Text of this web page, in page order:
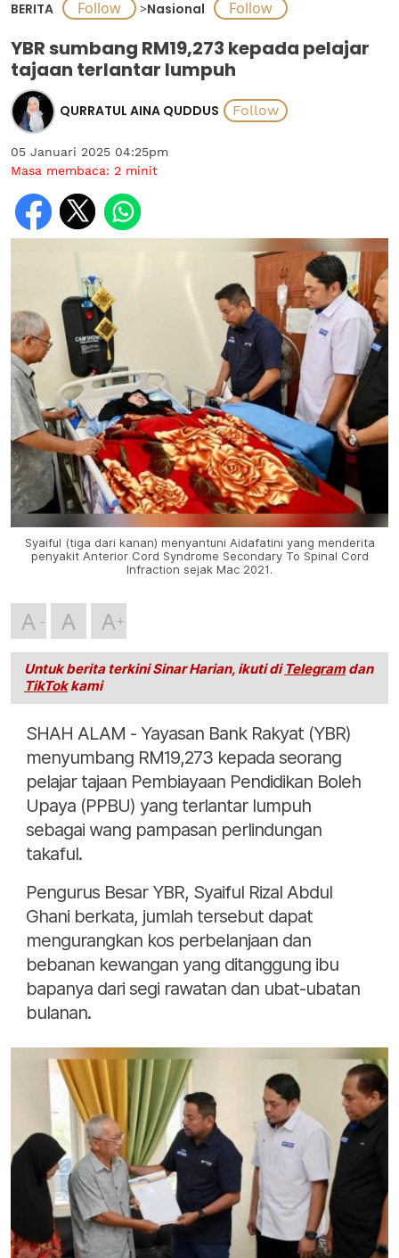
BERITA >Nasional
YBR sumbang RM19,273 kepada pelajar
tajaan terlantar lumpuh
QURRATUL AINA QUDDUS
05 Januari 2025 04:25pm
Masa membaca: 2 minit
Syaiful (tiga dari kanan) menyantuni Aidafatini yang menderita
penyakit Anterior Cord Syndrome Secondary To Spinal Cord
Infraction sejak Mac 2021.
A A A
Untuk berita terkini Sinar Harian, ikuti di Telegramdan
TikTokkami
SHAH ALAM - Yayasan Bank Rakyat (YBR)
menyumbang RM19,273 kepada seorang
pelajar tajaan Pembiayaan Pendidikan Boleh
Upaya (PPBU) yang terlantar lumpuh
sebagai wang pampasan perlindungan
takaful.
Pengurus Besar YBR, Syaiful Rizal Abdul
Ghani berkata, jumlah tersebut dapat
mengurangkan kos perbelanjaan dan
bebanan kewangan yang ditanggung ibu
bapanya dari segi rawatan dan ubat-ubatan
bulanan.